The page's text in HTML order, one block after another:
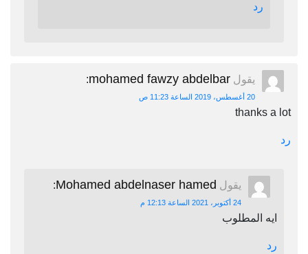
رد
يقول mohamed fawzy abdelbar
:
20 أغسطس، 2019 الساعة 11:23 ص
thanks a lot
رد
يقول Mohamed abdelnaser hamed
:
24 أكتوبر، 2021 الساعة 12:13 م
ايه المطلوب
رد